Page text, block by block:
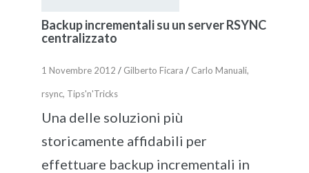
Backup incrementali su un server RSYNC
centralizzato
1 Novembre 2012 / Gilberto Ficara / Carlo Manuali,
rsync, Tips'n'Tricks
Una delle soluzioni più
storicamente affidabili per
effettuare backup incrementali in